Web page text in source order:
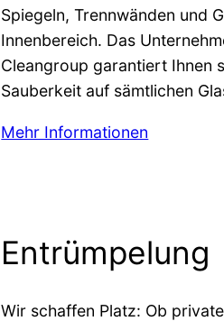
Spiegeln, Trennwänden und
Innenbereich. Das
Cleangroup garantiert Ihnen
Sauberkeit auf sämtlichen
Mehr Informationen
Entrümpelung
Wir schaffen Platz: Ob